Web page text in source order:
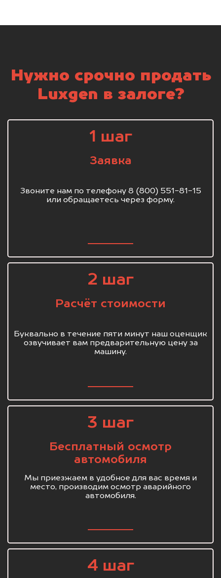
Нужно срочно продать
Luxgen в залоге?
1 шаг
Заявка
Звоните нам по телефону 8 (800) 551-81-15
или обращаетесь через форму.
2 шаг
Расчёт стоимости
Буквально в течение пяти минут наш оценщик
озвучивает вам предварительную цену за
машину.
3 шаг
Бесплатный осмотр
автомобиля
Мы приезжаем в удобное для вас время и
место, производим осмотр аварийного
автомобиля.
4 шаг